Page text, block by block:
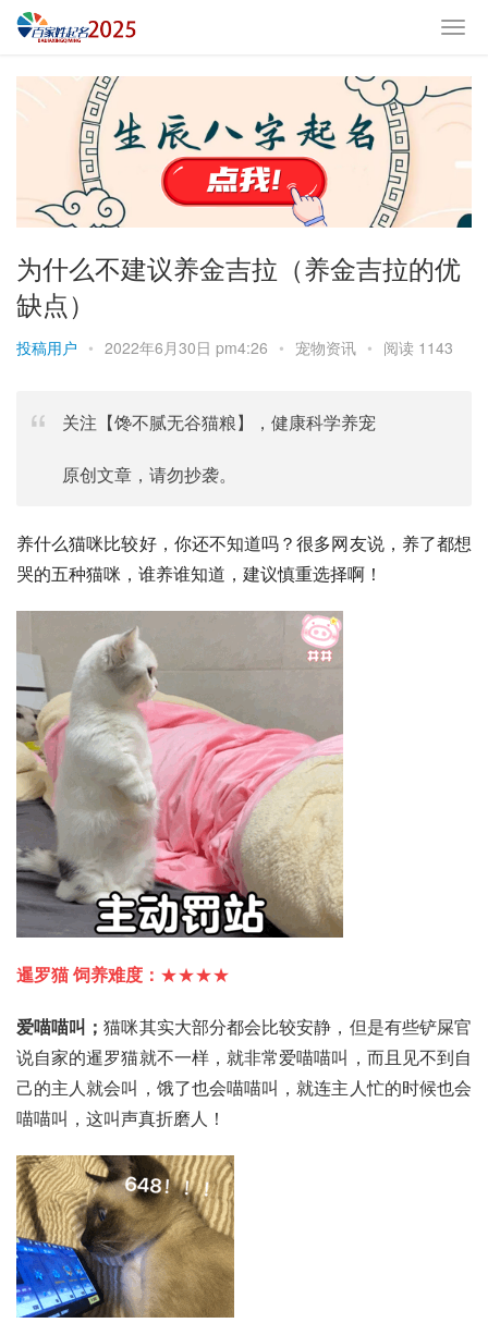
为什么不建议养金吉拉（养金吉拉的优
缺点）
投稿用户 • 2022年6月30日 pm4:26 • 宠物资讯 • 阅读 1143
关注【馋不腻无谷猫粮】，健康科学养宠
原创文章，请勿抄袭。
养什么猫咪比较好，你还不知道吗？很多网友说，养了都想
哭的五种猫咪，谁养谁知道，建议慎重选择啊！
暹罗猫 饲养难度： ★★★★
爱喵喵叫；猫咪其实大部分都会比较安静，但是有些铲屎官
说自家的暹罗猫就不一样，就非常爱喵喵叫，而且见不到自
己的主人就会叫，饿了也会喵喵叫，就连主人忙的时候也会
喵喵叫，这叫声真折磨人！